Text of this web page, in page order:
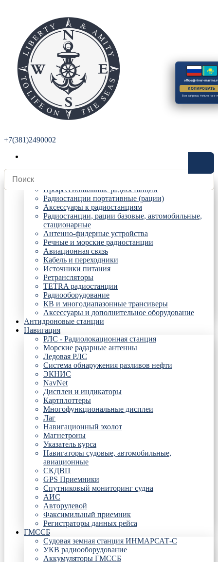
+7(381)2490002
Радиостанции
Профессиональные радиостанции
Радиостанции портативные (рации)
Аксессуары к радиостанциям
Радиостанции, рации базовые, автомобильные,
стационарные
Антенно-фидерные устройства
Речные и морские радиостанции
Авиационная связь
Кабель и переходники
Источники питания
Ретрансляторы
TETRA радиостанции
Радиооборудование
КВ и многодиапазонные трансиверы
Аксессуары и дополнительное оборудование
Антидроновые станции
Навигация
РЛС - Радиолокационная станция
Морские радарные антенны
Ледовая РЛС
Система обнаружения разливов нефти
ЭКНИС
NavNet
Дисплеи и индикаторы
Картплоттеры
Многофункциональные дисплеи
Лаг
Навигационный эхолот
Магнетроны
Указатель курса
Навигаторы судовые, автомобильные,
авиационные
СКДВП
GPS Приемники
Спутниковый мониторинг судна
АИС
Авторулевой
Факсимильный приемник
Регистраторы данных рейса
ГМССБ
Судовая земная станция ИНМАРСАТ-С
УКВ радиооборудование
Аккумуляторы ГМССБ
office@river-
КОПИРОВАТЬ
Все запросы только на e-